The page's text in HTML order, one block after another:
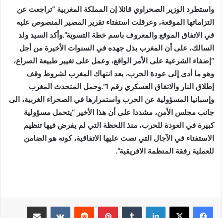
واستطرد الوزير الصحراوي قائلا إن المملكة المغربية “تراجعت عن
التزاماتها الموقعة، وعرقلت استفتاء تقرير المصير المنصوص عليه
في الاتفاق الموقع والمعروف باسم خطة التسوية”.وأكد السيد ولد
السالك، على أن المغرب بذل جهده في السنوات الأخيرة من أجل
“إضفاء الشرعية على الأمر الواقع، وعمل على تغيير طبيعة الصراع،
وهو ما أدى إلى عودة الحرب، بعد انتهاك المغرب لشروط وقف
إطلاق النار والاتفاق العسكري رقم 1”.وحمل المتحدث المغرب
وإسبانيا المسؤولية عن الحرب واستمرارها في الصحراء الغربية، الى
جانب مجلس الأمن، مشددا على أن هذا الأخير “يتحمل مسؤولية
كبيرة في العودة للحرب، منذ اللحظة التي لم يفرض فيها تنظيم
الاستفتاء في الآجال التي نصت عليها الاتفاقية، كونه هو الضامن
للعملية رفقة المنظمة الافريقية”.
لينكدإن بينتيريست